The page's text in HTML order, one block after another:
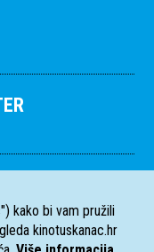
kako bi vam pružili
kinotuskanac.hr